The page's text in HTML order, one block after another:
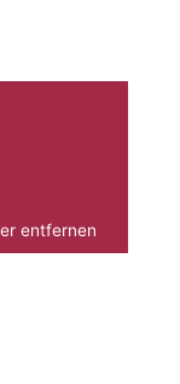
entfernen